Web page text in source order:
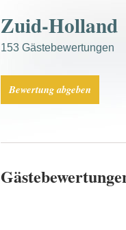
Zuid-Holland
153 Gästebewertungen
Bewertung abgeben